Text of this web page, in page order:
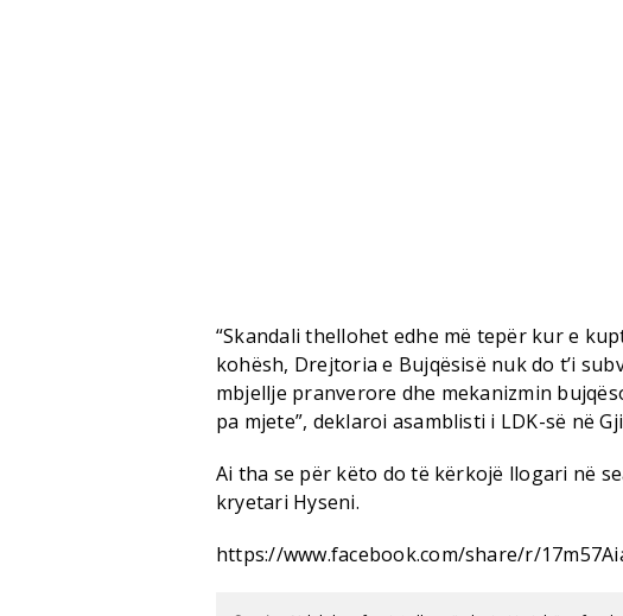
“Skandali thellohet edhe më tepër kur e
kohësh, Drejtoria e Bujqësisë nuk do t’i
mbjellje pranverore dhe mekanizmin
pa mjete”, deklaroi asamblisti i LDK-së në
Ai tha se për këto do të kërkojë llogari në
kryetari Hyseni.
https://www.facebook.com/share/r/